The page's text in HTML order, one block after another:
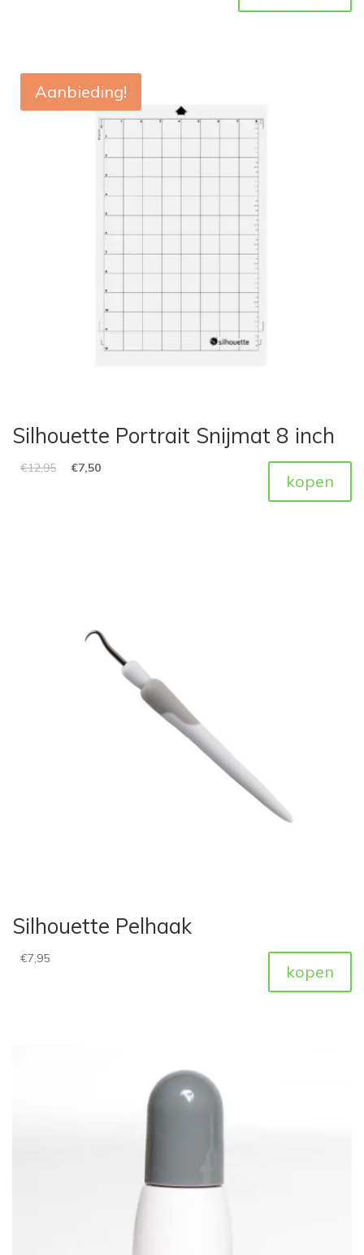
Aanbieding!
Silhouette Portrait Snijmat 8 inch
€12,95 €7,50
kopen
Silhouette Pelhaak
€7,95
kopen